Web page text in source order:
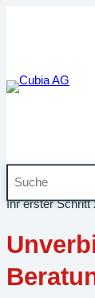
Startseite
Ihr erster Schritt